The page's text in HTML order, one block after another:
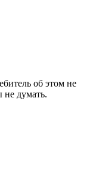
об этом не
не думать.